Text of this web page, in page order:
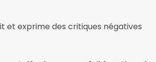
et exprime des critiques négatives